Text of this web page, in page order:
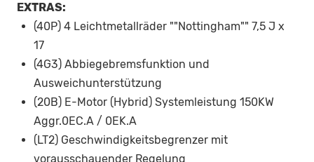
EXTRAS:
(40P) 4 Leichtmetallräder ""Nottingham"" 7,5 J x
17
(4G3) Abbiegebremsfunktion und
Ausweichunterstützung
(20B) E-Motor (Hybrid) Systemleistung 150KW
Aggr.0EC.A / 0EK.A
(LT2) Geschwindigkeitsbegrenzer mit
vorausschauender Regelung